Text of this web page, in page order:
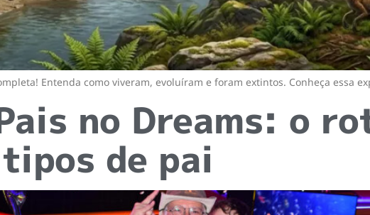
Entenda como viveram, evoluíram e foram extintos. Conheça essa
no Dreams: o
de pai